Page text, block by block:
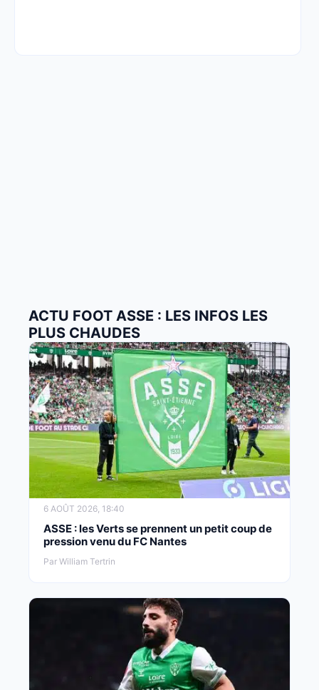
ACTU FOOT ASSE : LES INFOS LES
PLUS CHAUDES
6 AOÛT 2026, 18:40
ASSE : les Verts se prennent un petit coup de
pression venu du FC Nantes
Par William Tertrin